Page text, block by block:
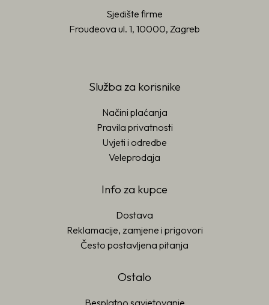
Sjedište firme
Froudeova ul. 1, 10000, Zagreb
Služba za korisnike
Načini plaćanja
Pravila privatnosti
Uvjeti i odredbe
Veleprodaja
Info za kupce
Dostava
Reklamacije, zamjene i prigovori
Često postavljena pitanja
Ostalo